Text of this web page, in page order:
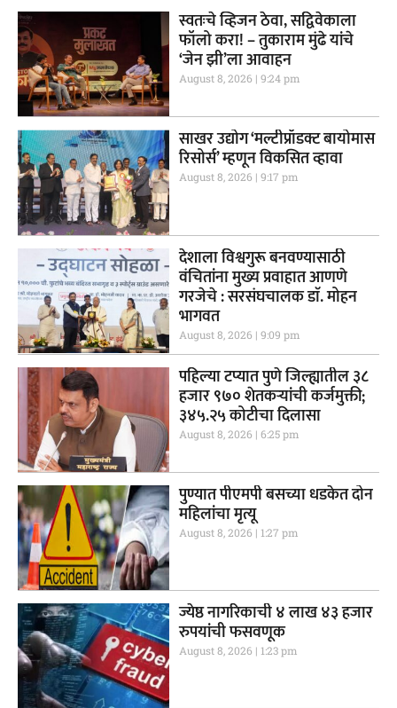
स्वतःचे व्हिजन ठेवा, सद्विवेकाला
फॉलो करा! – तुकाराम मुंढे यांचे
‘जेन झी’ला आवाहन
August 8, 2026 9:24 pm
साखर उद्योग ‘मल्टीप्रॉडक्ट बायोमास
रिसोर्स’ म्हणून विकसित व्हावा
August 8, 2026 9:17 pm
देशाला विश्वगुरू बनवण्यासाठी
वंचितांना मुख्य प्रवाहात आणणे
गरजेचे : सरसंघचालक डाॅ. मोहन
भागवत
August 8, 2026 9:09 pm
पहिल्या टप्यात पुणे जिल्ह्यातील ३८
हजार ९७० शेतकऱ्यांची कर्जमुक्ती;
३४५.२५ कोटीचा दिलासा
August 8, 2026 6:25 pm
पुण्यात पीएमपी बसच्या धडकेत दोन
महिलांचा मृत्यू
August 8, 2026 1:27 pm
ज्येष्ठ नागरिकाची ४ लाख ४३ हजार
रुपयांची फसवणूक
August 8, 2026 1:23 pm